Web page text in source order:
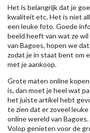
Het is belangrijk dat je
kwaliteit etc. Het is niet
een leuke foto. Goede
beeld heeft van wat ze
van Bagoes, hopen we
zodat je in staat bent om
met je aankoop.
Grote maten online
is, dan moet je heel wat
het juiste artikel hebt
te zien dat er zoveel
online wereld van
Volop genieten voor de